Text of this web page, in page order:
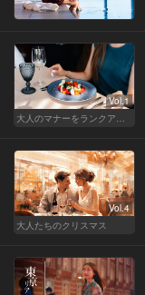
Vol.1
大人のマナーをランクアップせよ
Vol.4
大人たちのクリスマス